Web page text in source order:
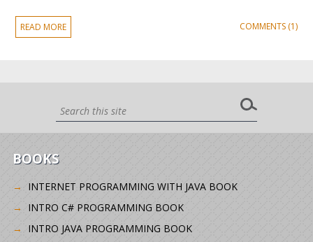
READ MORE COMMENTS (1)
BOOKS
INTERNET PROGRAMMING WITH JAVA BOOK
INTRO C# PROGRAMMING BOOK
INTRO JAVA PROGRAMMING BOOK